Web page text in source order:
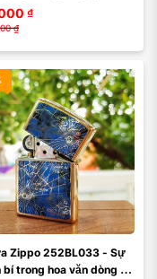
₫
₫
Zippo 252BL033 - Sự
bí trong hoa văn dòng